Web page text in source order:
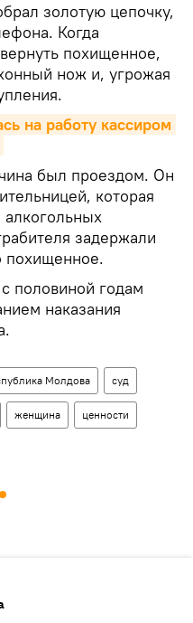
золотую цепочку,
Когда
похищенное,
нож и, угрожая
на работу кассиром
был проездом. Он
которая
алкогольных
задержали
похищенное.
половиной годам
наказания
Молдова суд
женщина ценности